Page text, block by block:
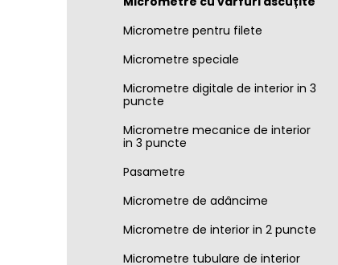
Micrometre pentru filete
Micrometre speciale
Micrometre digitale de interior in 3
puncte
Micrometre mecanice de interior
in 3 puncte
Pasametre
Micrometre de adâncime
Micrometre de interior in 2 puncte
Micrometre tubulare de interior